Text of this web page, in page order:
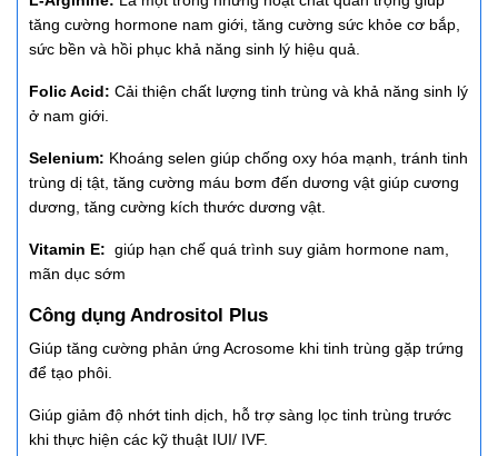
tăng cường hormone nam giới, tăng cường sức khỏe cơ bắp,
sức bền và hồi phục khả năng sinh lý hiệu quả.
Folic Acid: Cải thiện chất lượng tinh trùng và khả năng sinh lý
ở nam giới.
Selenium: Khoáng selen giúp chống oxy hóa mạnh, tránh tinh
trùng dị tật, tăng cường máu bơm đến dương vật giúp cương
dương, tăng cường kích thước dương vật.
Vitamin E: giúp hạn chế quá trình suy giảm hormone nam,
mãn dục sớm
Công dụng Andrositol Plus
Giúp tăng cường phản ứng Acrosome khi tinh trùng gặp trứng
để tạo phôi.
Giúp giảm độ nhớt tinh dịch, hỗ trợ sàng lọc tinh trùng trước
khi thực hiện các kỹ thuật IUI/ IVF.